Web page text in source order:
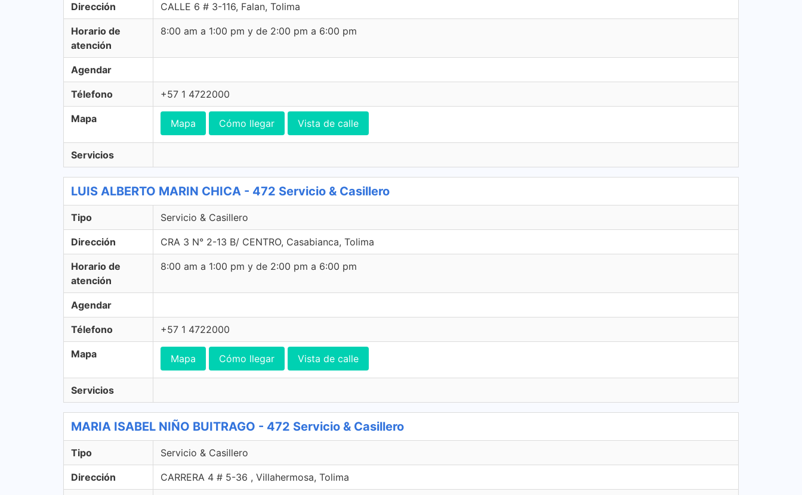
Dirección CALLE 6 # 3-116, Falan, Tolima
Horario de
atención
8:00 am a 1:00 pm y de 2:00 pm a 6:00 pm
Agendar
Télefono +57 1 4722000
Mapa Mapa Cómo llegar Vista de calle
Servicios
LUIS ALBERTO MARIN CHICA - 472 Servicio & Casillero
Tipo Servicio & Casillero
Dirección CRA 3 N° 2-13 B/ CENTRO, Casabianca, Tolima
Horario de
atención
8:00 am a 1:00 pm y de 2:00 pm a 6:00 pm
Agendar
Télefono +57 1 4722000
Mapa Mapa Cómo llegar Vista de calle
Servicios
MARIA ISABEL NIÑO BUITRAGO - 472 Servicio & Casillero
Tipo Servicio & Casillero
Dirección CARRERA 4 # 5-36 , Villahermosa, Tolima